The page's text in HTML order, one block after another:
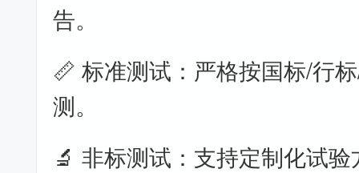
告。
📏 标准测试：严格按国标/行
测。
🔬 非标测试：支持定制化试